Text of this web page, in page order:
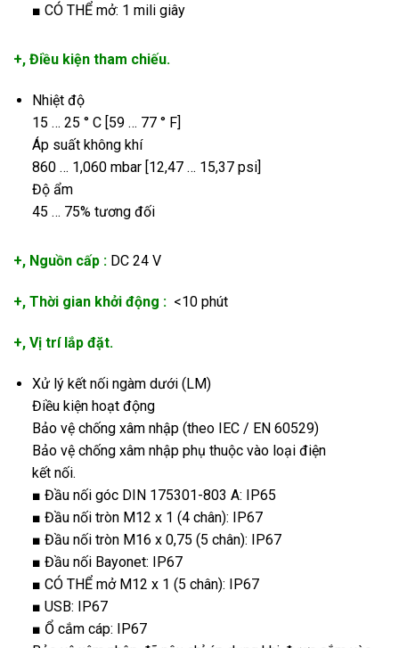
■ CÓ THỂ mở: 1 mili giây
+, Điều kiện tham chiếu.
Nhiệt độ
15 … 25 ° C [59 … 77 ° F]
Áp suất không khí
860 … 1,060 mbar [12,47 … 15,37 psi]
Độ ẩm
45 … 75% tương đối
+, Nguồn cấp : DC 24 V
+, Thời gian khởi động : <10 phút
+, Vị trí lắp đặt.
Xử lý kết nối ngàm dưới (LM)
Điều kiện hoạt động
Bảo vệ chống xâm nhập (theo IEC / EN 60529)
Bảo vệ chống xâm nhập phụ thuộc vào loại điện
kết nối.
■ Đầu nối góc DIN 175301-803 A: IP65
■ Đầu nối tròn M12 x 1 (4 chân): IP67
■ Đầu nối tròn M16 x 0,75 (5 chân): IP67
■ Đầu nối Bayonet: IP67
■ CÓ THỂ mở M12 x 1 (5 chân): IP67
■ USB: IP67
■ Ổ cắm cáp: IP67